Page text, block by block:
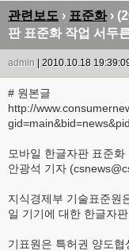
관련보도 › 표준화›
판 표준화 작업 서두
admin | 2010.10.18
# 원본글
http://
모바일 한글자판 표준
안광석 기자
지식경제부 기술표준원
일 기기에 대한 한글자
기표원은 특허권 양도